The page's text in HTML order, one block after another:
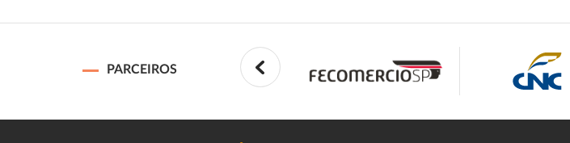
PARCEIROS